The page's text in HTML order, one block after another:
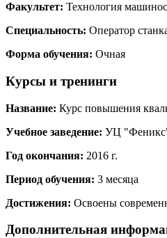
Факультет: Технология
Специальность: Оператор
Форма обучения: Очная
Курсы и тренинги
Название: Курс повышения
Учебное заведение: УЦ
Год окончания: 2016 г.
Период обучения: 3 месяца
Достижения: Освоены
Дополнительная